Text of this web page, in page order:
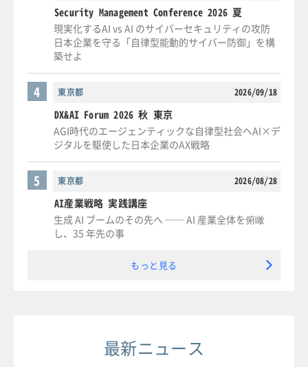
Security Management Conference 2026 夏
現実化するAI vs AI のサイバーセキュリティの攻防
日本企業を守る「自律型能動的サイバー防御」を構
築せよ
東京都 2026/09/18
4
DX&AI Forum 2026 秋 東京
AGI時代のエージェンティックな自律型社会へAI×デ
ジタルを駆使した日本企業のAX戦略
東京都 2026/08/28
5
AI産業戦略 実践講座
生成 AI ブームのその先へ ── AI 産業全体を俯瞰
し、35 年先の事
もっと見る
最新ニュース